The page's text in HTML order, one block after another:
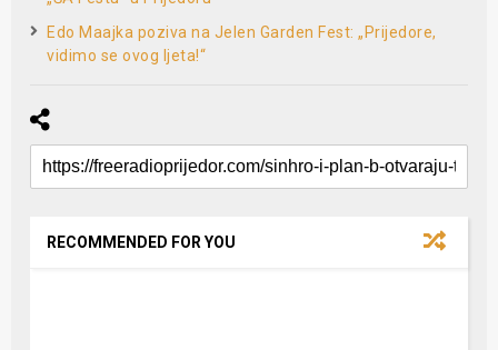
Edo Maajka poziva na Jelen Garden Fest: „Prijedore,
vidimo se ovog ljeta!“
RECOMMENDED FOR YOU